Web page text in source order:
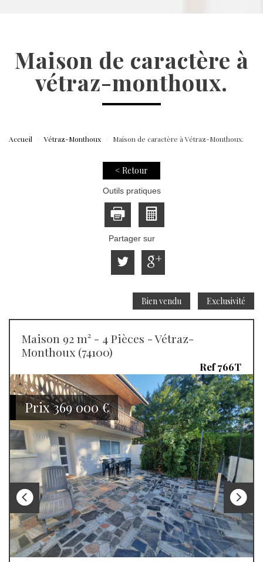
maison de caractère à
vétraz-monthoux.
Accueil Vétraz-Monthoux Maison de caractère à Vétraz-Monthoux.
< Retour
Outils pratiques
Partager sur
Bien vendu Exclusivité
Maison 92 m² - 4 Pièces - Vétraz-
Monthoux (74100)
Ref 766T
Prix 369 000 €